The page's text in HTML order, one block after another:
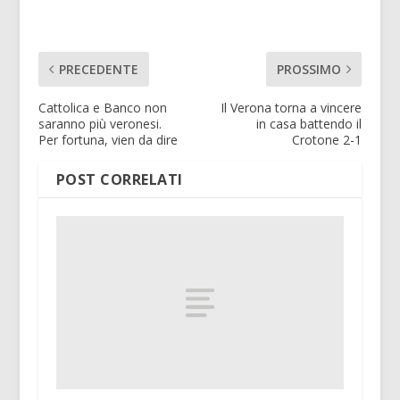
PRECEDENTE
Cattolica e Banco non
saranno più veronesi.
Per fortuna, vien da dire
PROSSIMO
Il Verona torna a vincere
in casa battendo il
Crotone 2-1
POST CORRELATI